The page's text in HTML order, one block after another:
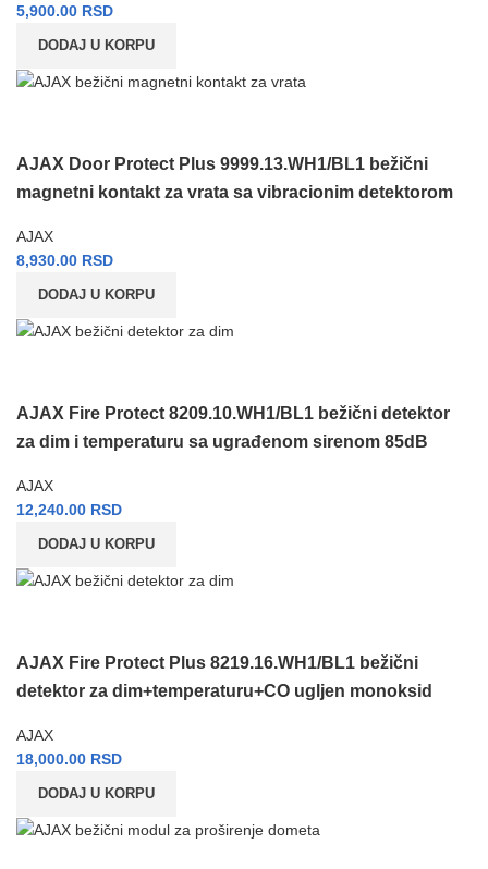
5,900.00 RSD
DODAJ U KORPU
AJAX Door Protect Plus 9999.13.WH1/BL1 bežični
magnetni kontakt za vrata sa vibracionim detektorom
AJAX
8,930.00 RSD
DODAJ U KORPU
AJAX Fire Protect 8209.10.WH1/BL1 bežični detektor
za dim i temperaturu sa ugrađenom sirenom 85dB
AJAX
12,240.00 RSD
DODAJ U KORPU
AJAX Fire Protect Plus 8219.16.WH1/BL1 bežični
detektor za dim+temperaturu+CO ugljen monoksid
AJAX
18,000.00 RSD
DODAJ U KORPU